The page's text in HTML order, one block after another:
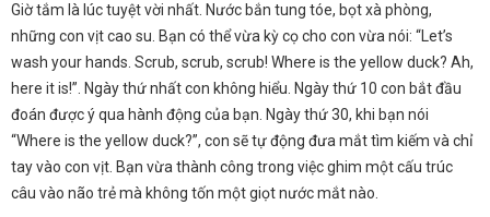
Giờ tắm là lúc tuyệt vời nhất. Nước bắn tung tóe, bọt xà phòng,
những con vịt cao su. Bạn có thể vừa kỳ cọ cho con vừa nói: “Let’s
wash your hands. Scrub, scrub, scrub! Where is the yellow duck? Ah,
here it is!”. Ngày thứ nhất con không hiểu. Ngày thứ 10 con bắt đầu
đoán được ý qua hành động của bạn. Ngày thứ 30, khi bạn nói
“Where is the yellow duck?”, con sẽ tự động đưa mắt tìm kiếm và chỉ
tay vào con vịt. Bạn vừa thành công trong việc ghim một cấu trúc
câu vào não trẻ mà không tốn một giọt nước mắt nào.